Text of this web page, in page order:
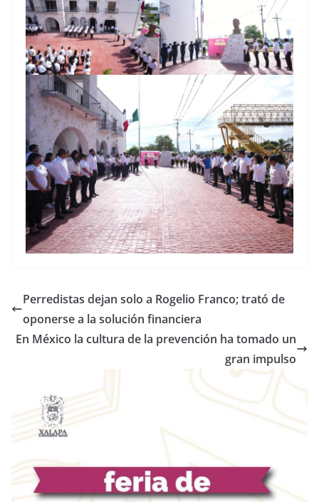
Perredistas dejan solo a Rogelio Franco; trató de
oponerse a la solución financiera
En México la cultura de la prevención ha tomado un
gran impulso